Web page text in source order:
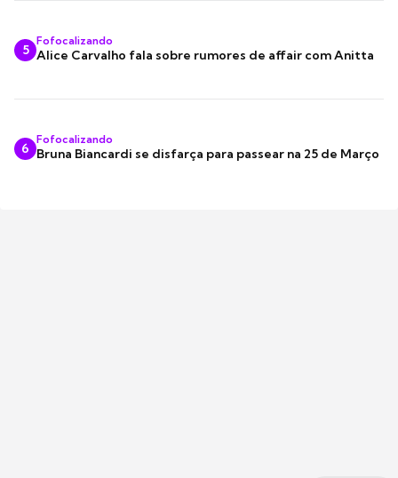
5
Fofocalizando
Alice Carvalho fala sobre rumores de affair com Anitta
6
Fofocalizando
Bruna Biancardi se disfarça para passear na 25 de Março